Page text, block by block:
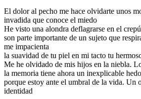
El dolor al pecho me hace olvidarte unos
invadida que conoce el miedo
He visto una alondra deflagrarse en el
son parte importante de un sujeto que
me impacienta
la suavidad de tu piel en mi tacto tu
Me he olvidado de mis hijos en la niebla.
la memoria tiene ahora un inexplicable
porque estoy ante el umbral de la vida. Un
identidad